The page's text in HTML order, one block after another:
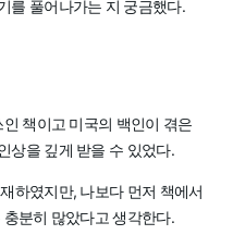
를 풀어나가는 지 궁금했다.
책이고 미국의 백인이 겪은
상을 깊게 받을 수 있었다.
하였지만, 나보다 먼저 책에서
분히 많았다고 생각한다.